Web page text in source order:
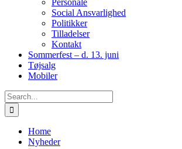
Personale
Social Ansvarlighed
Politikker
Tilladelser
Kontakt
Sommerfest – d. 13. juni
Tøjsalg
Mobiler
Search
for:
Home
Nyheder